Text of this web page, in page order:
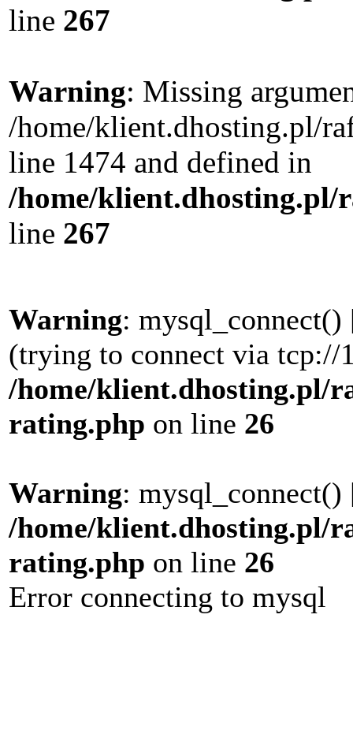
line 267
Warning: Missing
/home/klient.dhosting.pl/
line 1474 and defined in
/home/klient.dhosting.pl/
line 267
Warning: mysql_connect()
(trying to connect via
/home/klient.dhosting.pl/
rating.php on line 26
Warning: mysql_connect()
/home/klient.dhosting.pl/
rating.php on line 26
Error connecting to mysql